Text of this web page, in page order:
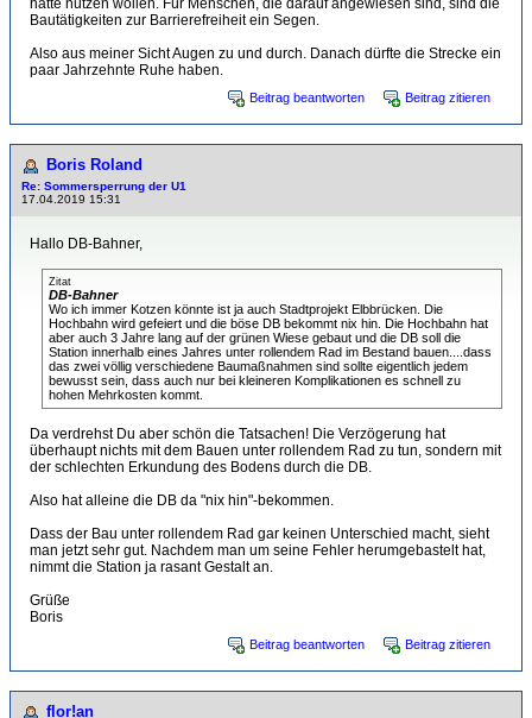
hätte nutzen wollen. Für Menschen, die darauf angewiesen sind, sind die
Bautätigkeiten zur Barrierefreiheit ein Segen.
Also aus meiner Sicht Augen zu und durch. Danach dürfte die Strecke ein
paar Jahrzehnte Ruhe haben.
Beitrag beantworten Beitrag zitieren
Boris Roland
Re: Sommersperrung der U1
17.04.2019 15:31
Hallo DB-Bahner,
Zitat
DB-Bahner
Wo ich immer Kotzen könnte ist ja auch Stadtprojekt Elbbrücken. Die
Hochbahn wird gefeiert und die böse DB bekommt nix hin. Die Hochbahn hat
aber auch 3 Jahre lang auf der grünen Wiese gebaut und die DB soll die
Station innerhalb eines Jahres unter rollendem Rad im Bestand bauen....dass
das zwei völlig verschiedene Baumaßnahmen sind sollte eigentlich jedem
bewusst sein, dass auch nur bei kleineren Komplikationen es schnell zu
hohen Mehrkosten kommt.
Da verdrehst Du aber schön die Tatsachen! Die Verzögerung hat
überhaupt nichts mit dem Bauen unter rollendem Rad zu tun, sondern mit
der schlechten Erkundung des Bodens durch die DB.
Also hat alleine die DB da "nix hin"-bekommen.
Dass der Bau unter rollendem Rad gar keinen Unterschied macht, sieht
man jetzt sehr gut. Nachdem man um seine Fehler herumgebastelt hat,
nimmt die Station ja rasant Gestalt an.
Grüße
Boris
Beitrag beantworten Beitrag zitieren
flor!an